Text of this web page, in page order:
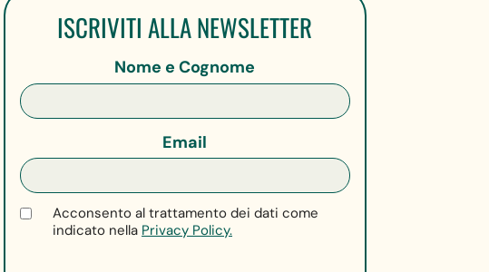
ISCRIVITI ALLA NEWSLETTER
Nome e Cognome
Email
Acconsento al trattamento dei dati come
indicato nella Privacy Policy.